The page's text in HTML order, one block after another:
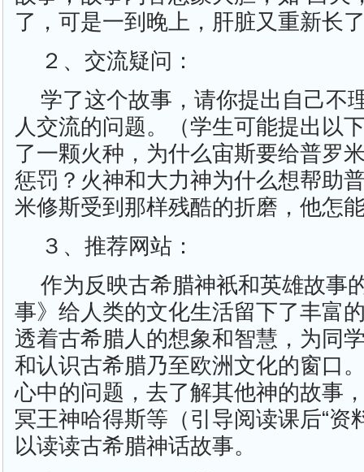
了，可是一到晚上，肝脏又重新长
２、交流疑问：
学了这个故事，请你提出自己不
人交流的问题。（学生可能提出以
了一颗火种，为什么宙斯要给普罗
惩罚？火神和大力神为什么想帮助
米修斯受到那样残酷的折磨，他怎
３、推荐网站：
作为反映古希腊神衹和英雄故事
事》给人类的文化生活留下了丰富
透着古希腊人的想象和智慧，为同
和认识古希腊乃至欧洲文化的窗口
心中的问题，去了解其他神的故事
冥王神哈得斯等（引导阅读课后“资
以读读古希腊神话故事。